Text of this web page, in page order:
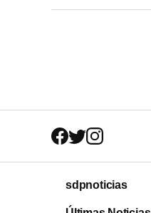
sdpnoticias